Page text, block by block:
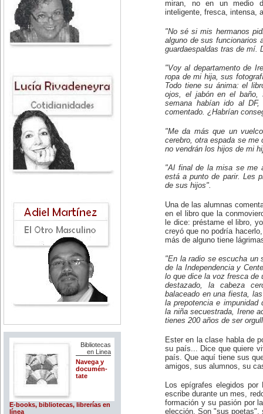
Bibliotecas
en Linea
Navega y
documén-
tate
E-books, bibliotecas, librerías en
línea
miran, no en un medio
inteligente, fresca, intensa,
"No sé si mis hermanos
alguno de sus funcionarios
guardaespaldas tras de mí.
"Voy al departamento de
ropa de mi hija, sus
Todo tiene su ánima: el
ojos, el jabón en el
semana habían ido al
comentado. ¿Habrían
"Me da más que un
cerebro, otra espada se me
no vendrán los hijos de mi
"Al final de la misa se me
está a punto de parir. Les
de sus hijos".
Una de las alumnas
en el libro que la
le dice: préstame el libro,
creyó que no podría
más de alguno tiene
"En la radio se escucha un
de la Independencia y
lo que dice la voz fresca de
destazado, la cabeza
balaceado en una fiesta,
la prepotencia e impunidad
la niña secuestrada, Irene
tienes 200 años de ser
Ester en la clase habla de
su país... Dice que quiere
país. Que aquí tiene sus
amigos, sus alumnos, su
Los epígrafes elegidos
escribe durante un mes,
formación y su pasión por
elección. Son "sus poetas",